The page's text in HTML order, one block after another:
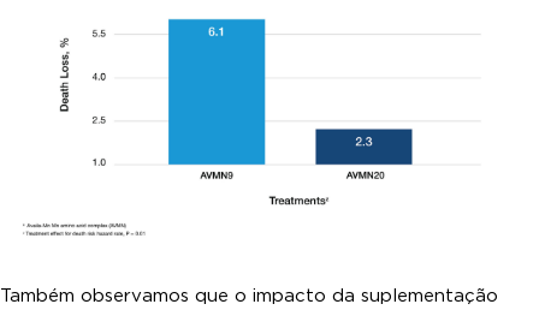
Também observamos que o impacto da suplementação